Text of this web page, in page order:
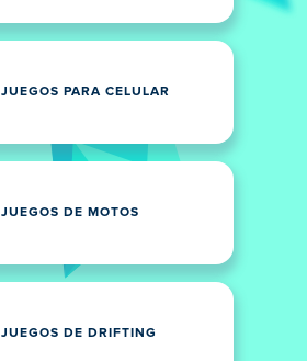
JUEGOS PARA CELULAR
JUEGOS DE MOTOS
JUEGOS DE DRIFTING